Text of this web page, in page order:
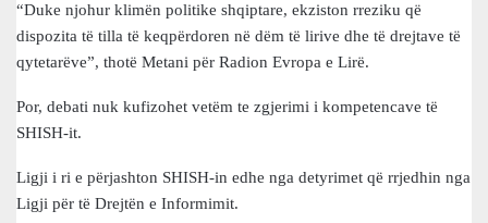
“Duke njohur klimën politike shqiptare, ekziston rreziku që
dispozita të tilla të keqpërdoren në dëm të lirive dhe të drejtave të
qytetarëve”, thotë Metani për Radion Evropa e Lirë.
Por, debati nuk kufizohet vetëm te zgjerimi i kompetencave të
SHISH-it.
Ligji i ri e përjashton SHISH-in edhe nga detyrimet që rrjedhin nga
Ligji për të Drejtën e Informimit.